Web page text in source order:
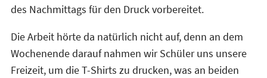
des Nachmittags für den Druck vorbereitet.
Die Arbeit hörte da natürlich nicht auf, denn an dem
Wochenende darauf nahmen wir Schüler uns unsere
Freizeit, um die T-Shirts zu drucken, was an beiden